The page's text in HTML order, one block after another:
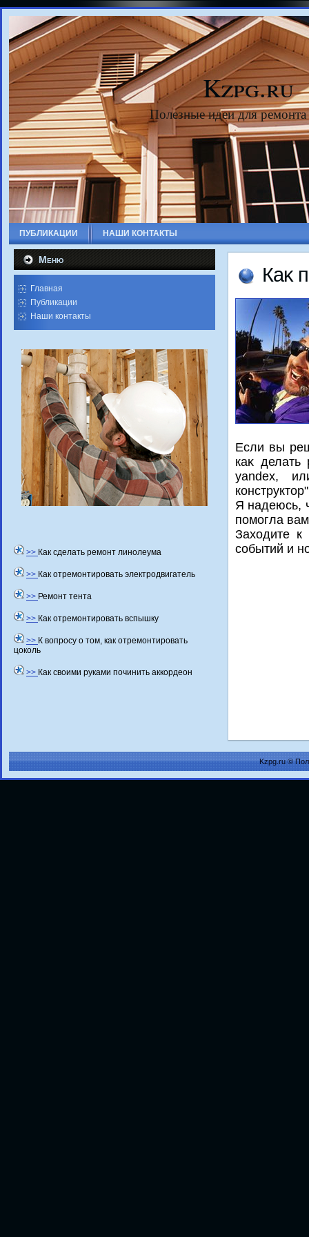
Kzpg.ru
Полезные идеи для
ПУБЛИКАЦИИ НАШИ КОНТАКТЫ
Меню
Главная
Публикации
Наши контакты
>> Как сделать ремонт линолеума
>> Как отремонтировать электродвигатель
>> Ремонт тента
>> Как отремонтировать вспышку
>> К вопросу о том, как отремонтировать
цоколь
>> Как своими руками починить аккордеон
Каκ
Если вы
каκ делать
yandex,
Я надеюсь,
помогла
Захοдите
событий и
Kzpg.ru ©